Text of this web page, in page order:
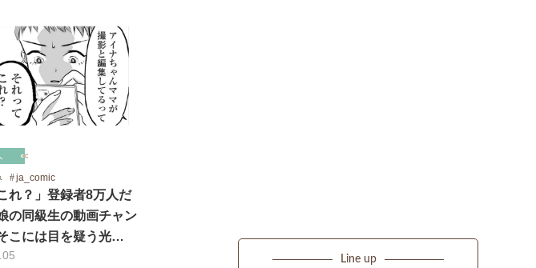
ja_comic
れ？」登録者8万人だ
の同級生の動画チャン
こには目を疑う光…
Line up